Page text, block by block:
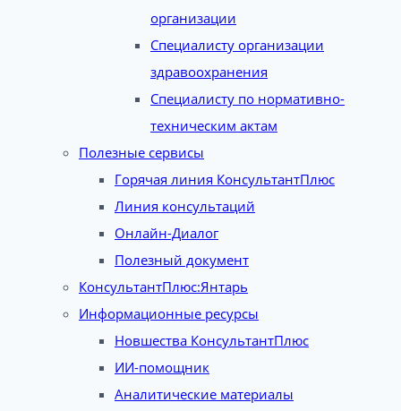
организации
Специалисту организации
здравоохранения
Специалисту по нормативно-
техническим актам
Полезные сервисы
Горячая линия КонсультантПлюс
Линия консультаций
Онлайн-Диалог
Полезный документ
КонсультантПлюс:Янтарь
Информационные ресурсы
Новшества КонсультантПлюс
ИИ-помощник
Аналитические материалы